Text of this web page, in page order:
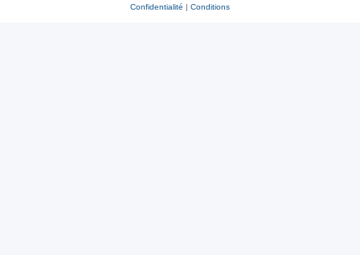
Confidentialité | Conditions